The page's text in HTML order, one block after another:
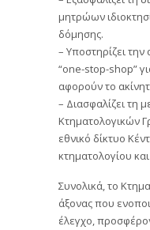
μητρώων
δόμησης.
– Υποστηρίζει
“one-stop-shop”
αφορούν το
– Διασφαλίζει τη
Κτηματολογικών
εθνικό δίκτυο
κτηματολογίου
Συνολικά, το
άξονας που
έλεγχο,